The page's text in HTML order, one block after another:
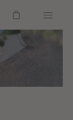
Warenkorb